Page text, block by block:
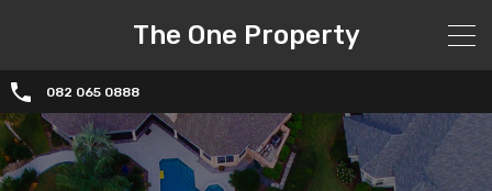
The One Property
082 065 0888